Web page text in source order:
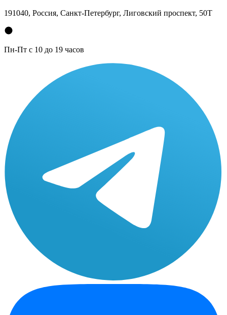
191040, Россия, Санкт-Петербург, Лиговский проспект, 50Т
Пн-Пт с 10 до 19 часов